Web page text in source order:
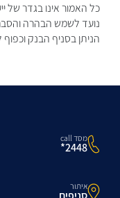
כל האמור אינו בגדר של
נועד לשמש הבהרה
הניתן בסניף הבנק
מסד call
2448*
איתור